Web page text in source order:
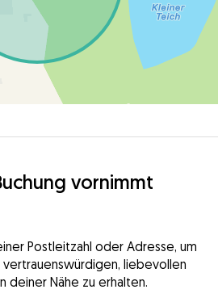
vornimmt
Postleitzahl oder Adresse, um
liebevollen
deiner Nähe zu erhalten.